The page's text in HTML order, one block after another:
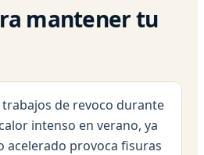
mantener tu
trabajos de revoco durante
intenso en verano, ya
acelerado provoca fisuras